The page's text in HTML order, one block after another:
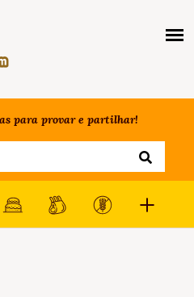
para provar e partilhar!